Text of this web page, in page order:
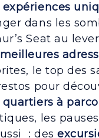
expériences
dans les
Seat au
meilleures
le top des
pour
quartiers à
les
: des